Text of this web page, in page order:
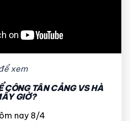
xem
CÔNG TÂN CẢNG VS HÀ
GIỜ?
nay 8/4